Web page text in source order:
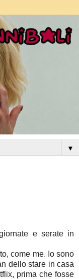
▼
e serate in
come me. Io sono
dello stare in casa
prima che fosse